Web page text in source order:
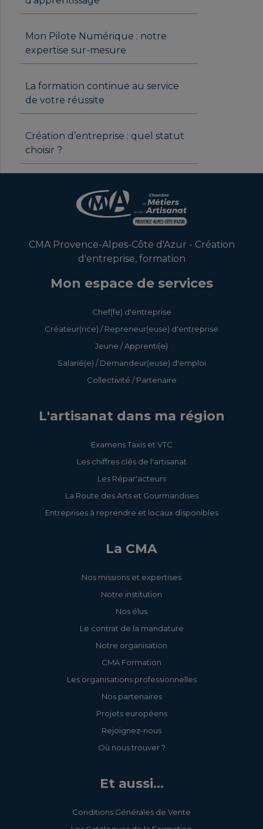
Mon Pilote Numérique : notre
expertise sur-mesure
La formation continue au service
de votre réussite
Création d’entreprise : quel statut
choisir ?
CMA Provence-Alpes-Côte d'Azur - Création
d'entreprise, formation
Mon espace de services
Chef(fe) d'entreprise
Créateur(rice) / Repreneur(euse) d'entreprise
Jeune / Apprenti(e)
Salarié(e) / Demandeur(euse) d'emploi
Collectivité / Partenaire
L'artisanat dans ma région
Examens Taxis et VTC
Les chiffres clés de l'artisanat
Les Répar'acteurs
La Route des Arts et Gourmandises
Entreprises à reprendre et locaux disponibles
La CMA
Nos missions et expertises
Notre institution
Nos élus
Le contrat de la mandature
Notre organisation
CMA Formation
Les organisations professionnelles
Nos partenaires
Projets européens
Rejoignez-nous
Où nous trouver ?
Et aussi...
Conditions Générales de Vente